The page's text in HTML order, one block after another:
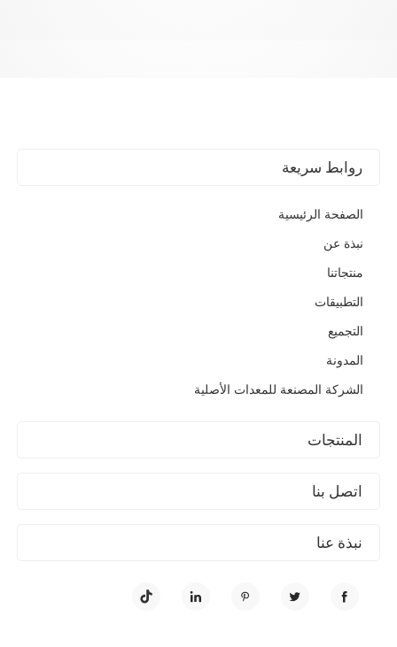
نبذة عنا
روابط سريعة
الصفحة الرئيسية
نبذة عن
منتجاتنا
التطبيقات
التجميع
المدونة
الشركة المصنعة للمعدات الأصلية
المنتجات
اتصل بنا